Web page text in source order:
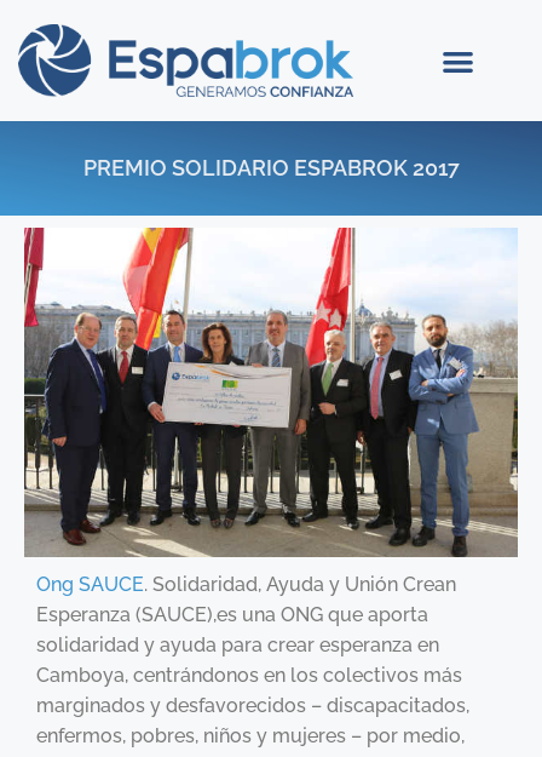
PREMIO SOLIDARIO ESPABROK 2017
Ong SAUCE. Solidaridad, Ayuda y Unión Crean
Esperanza (SAUCE),es una ONG que aporta
solidaridad y ayuda para crear esperanza en
Camboya, centrándonos en los colectivos más
marginados y desfavorecidos – discapacitados,
enfermos, pobres, niños y mujeres – por medio,